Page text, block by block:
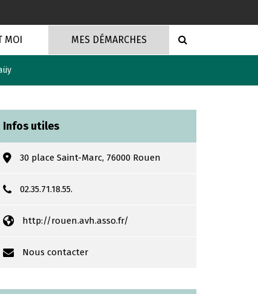
MOI MES DÉMARCHES
Infos utiles
30 place Saint-Marc, 76000 Rouen
02.35.71.18.55.
http://rouen.avh.asso.fr/
Nous contacter